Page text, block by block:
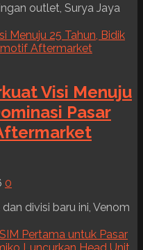
outlet, Surya Jaya
Visi Menuju
Pasar
0
divisi baru ini, Venom